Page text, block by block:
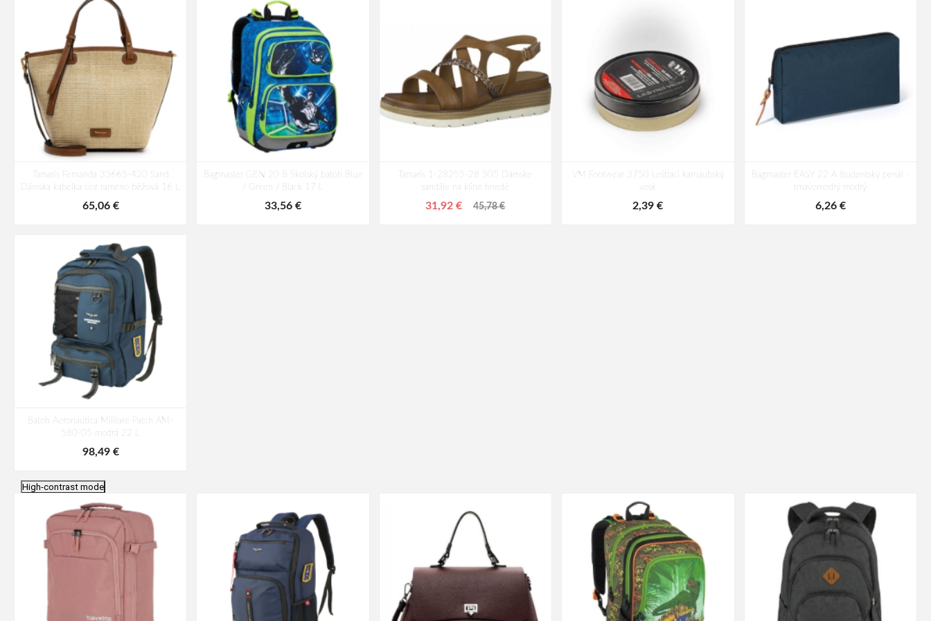
Tamaris Fernanda 33665-420 Sand
Dámska kabelka cez rameno béžová 16 L
65,06 €
Bagmaster GEN 20 B Školský batoh Blue
/ Green / Black 17 L
33,56 €
Tamaris 1-28255-28 305 Dámske
sandále na kline hnedé
31,92 € 45,78 €
VM Footwear 3750 Leštiaci karnaubský
vosk
2,39 €
Bagmaster EASY 22 A študentský penál -
tmavomodrý modrý
6,26 €
Batoh Aeronautica Militare Patch AM-
580-05 modrá 22 L
98,49 €
High-contrast mode